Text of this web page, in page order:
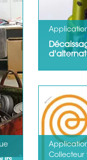
gamme
répondent
attentes.…
Collecteur